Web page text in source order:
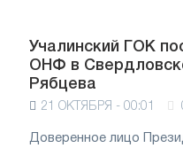
Учалинский ГОК
ОНФ в
Рябцева
21 ОКТЯБРЯ - 00:01
Доверенное лицо